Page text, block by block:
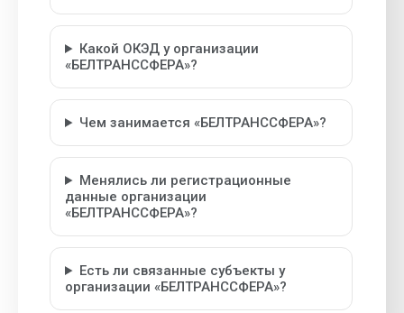
Какой ОКЭД у организации
«БЕЛТРАНССФЕРА»?
Чем занимается «БЕЛТРАНССФЕРА»?
Менялись ли регистрационные
данные организации
«БЕЛТРАНССФЕРА»?
Есть ли связанные субъекты у
организации «БЕЛТРАНССФЕРА»?